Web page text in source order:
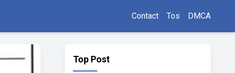
Contact Tos DMCA
Top Post